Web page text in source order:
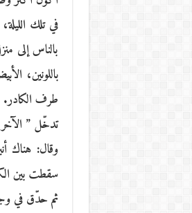
في تلك
بالناس إلى
باللونين،
طرف الكادر.
تدخّل ” الآخر
وقال: هناك
سقطت بين
ثم حدّق في